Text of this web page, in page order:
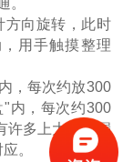
。
方向旋转，此时
用手触摸整理
，每次约放300
"内，每次约300
许多上大下小漏
。